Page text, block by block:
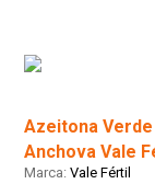
Azeitona
Anchova Vale
Vale Fértil